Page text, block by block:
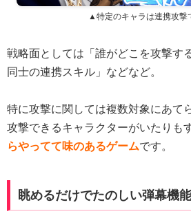
▲特定のキャラは連携攻撃
戦略面としては「誰がどこを攻撃す
同士の連携スキル」などなど。
特に攻撃に関しては複数対象にあて
攻撃できるキャラクターがいたりも
らやってて味のあるゲームです。
眺めるだけでたのしい弾幕機能